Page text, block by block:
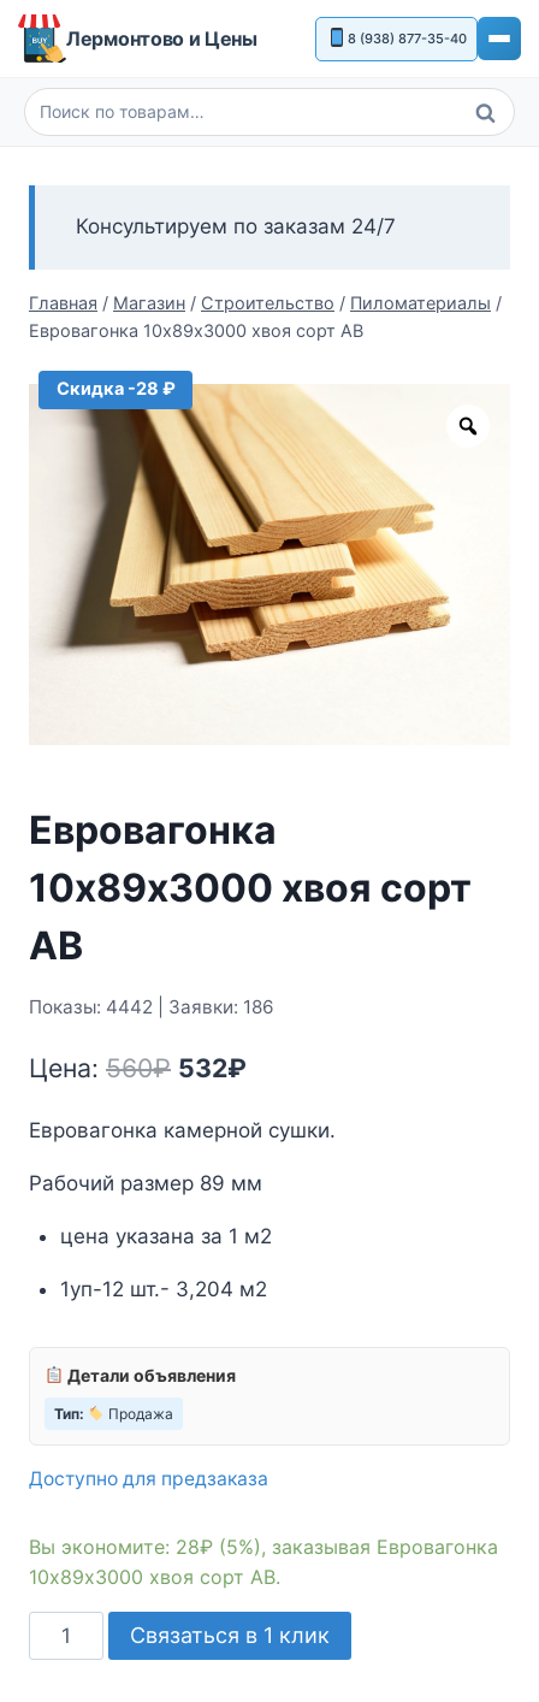
Перейти
Лермонтово и Цены 8 (938) 877-35-40
Искать:
Поиск
Консультируем по заказам 24/7
Главная / Магазин / Строительство / Пиломатериалы /
Евровагонка 10х89х3000 хвоя сорт АВ
Скидка -28 ₽
Евровагонка
10х89х3000 хвоя сорт
АВ
Показы: 4442 | Заявки: 186
Цена: 560₽ Первоначальная
составляла
560₽.
532₽
532₽.
Евровагонка камерной сушки.
Рабочий размер 89 мм
цена указана за 1 м2
1уп-12 шт.- 3,204 м2
Детали объявления
Тип: Продажа
Доступно для предзаказа
Вы экономите: 28₽ (5%), заказывая Евровагонка
10х89х3000 хвоя сорт АВ.
Количество
товара
Связаться в 1 клик